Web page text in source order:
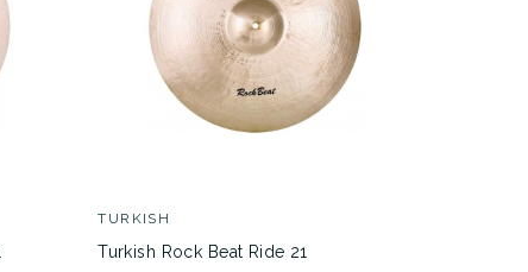
TURKISH
Turkish Rock Beat Ride 21